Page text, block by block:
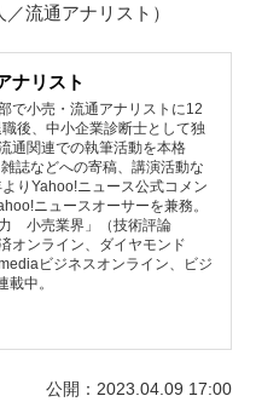
流通アナリスト）
ナリスト
で小売・流通アナリストに12
後、中小企業診断士として独
通関連での執筆活動を本格
誌などへの寄稿、講演活動な
りYahoo!ニュース公式コメン
ニュースオーサーを兼務。
小売業界」（技術評論
オンライン、ダイヤモンド
ビジネスオンライン、ビジ
載中。
公開：2023.04.09 17:00